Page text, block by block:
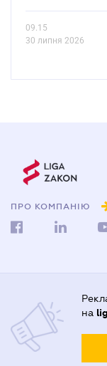
09.15
30 липня 2026
ПРО КОМПАНІЮ
на